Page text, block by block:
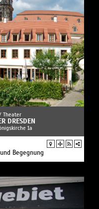
Theater
DRESDEN
1a
Begegnung